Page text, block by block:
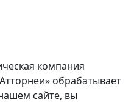
компания
обрабатывает
сайте, вы